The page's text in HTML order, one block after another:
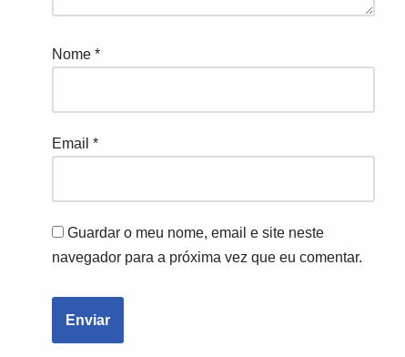
Nome *
Email *
Guardar o meu nome, email e site neste
navegador para a próxima vez que eu comentar.